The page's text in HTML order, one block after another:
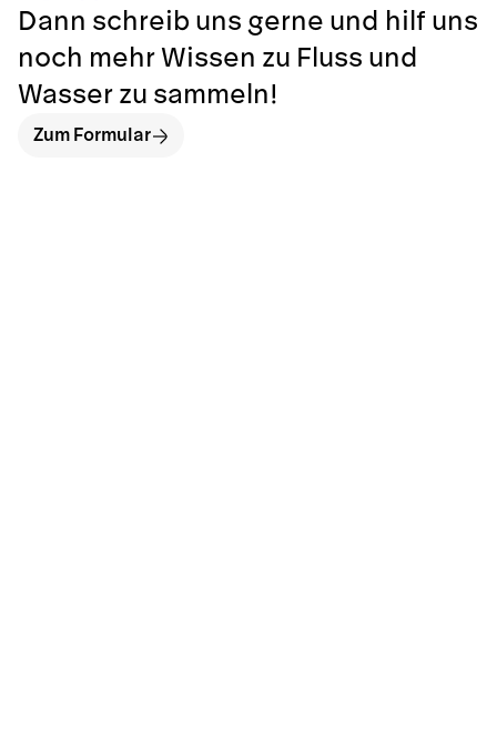
Dann schreib uns gerne und hilf uns
noch mehr Wissen zu Fluss und
Wasser zu sammeln!
Zum Formular